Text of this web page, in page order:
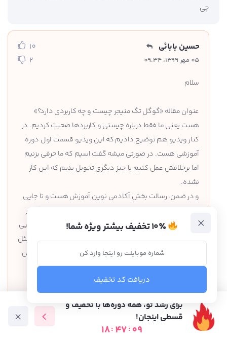
چی
حسین بابائی
05 مهر 1399، 09:34
10
2
سلام
عنوان مقاله «گوگل تگ منیجر چیست و چه کاربردی دارد؟»
هست یعنی ما فقط درباره چیستی و کاربردها صحبت کردیم. در
کنار ویدیو هم توضیح دادیم که این ویدیو قسمت اول دوره
آموزشی هست. در صورتی میشه گفت اسپم که ما حرفی بزنیم
اما برخلافش عمل کنیم یا چیز دیگری تحویل بدیم که این کار
نشده.
و در ضمن، رسالت بخش آکادمی نوین آموزش هست و تا جایی
که امکان داشته سعی کردیم آموزش رایگان از طریق وبلاگ در
اختیار شما قرار بدیم. تولید این محتوای کاملاً رایگان هزینه‌هایی
داره و از طرف دیگه، برای تولید ویدیو‌های آموزشی تخصصی مثل
تگ منیجر، چندین ماه وقت و کلی هزینه صرف شده. انتظار این
که تمام آموزش‌ها کاملاً رایگان منتشر بشه کمی بی‌انصافی
سلامت باشد
۱۰٪ تخفیف بیشتر ویژه شما!
دریافت کد تخفیف
برای رشد تو، همه دوره‌ها با تخفیف و
قسطی اینجان!
18: 47 : 07 دوره آموزشی متخصص ها